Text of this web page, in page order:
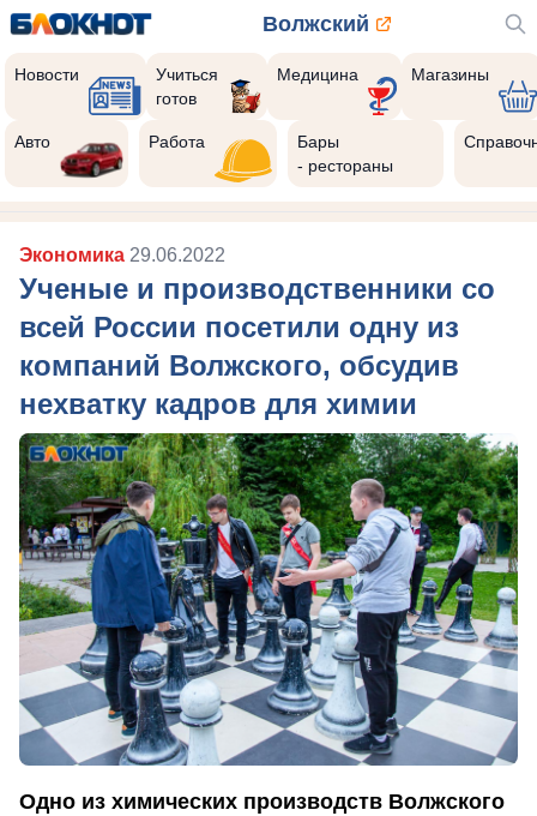
Волжский
Новости
Учиться
готов
Медицина Магазины
Авто Работа
Бары
- рестораны
Экономика 29.06.2022
Ученые и производственники со
всей России посетили одну из
компаний Волжского, обсудив
нехватку кадров для химии
Одно из химических производств Волжского